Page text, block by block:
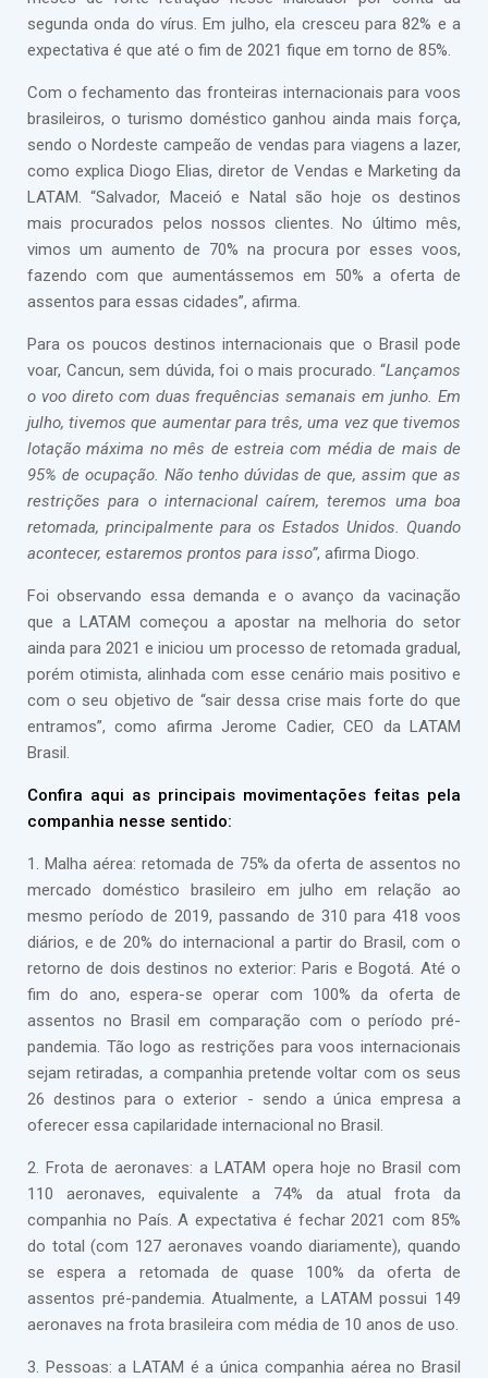
segunda onda do vírus. Em julho, ela cresceu para 82% e a
expectativa é que até o fim de 2021 fique em torno de 85%.
Com o fechamento das fronteiras internacionais para voos
brasileiros, o turismo doméstico ganhou ainda mais força,
sendo o Nordeste campeão de vendas para viagens a lazer,
como explica Diogo Elias, diretor de Vendas e Marketing da
LATAM. “Salvador, Maceió e Natal são hoje os destinos
mais procurados pelos nossos clientes. No último mês,
vimos um aumento de 70% na procura por esses voos,
fazendo com que aumentássemos em 50% a oferta de
assentos para essas cidades”, afirma.
Para os poucos destinos internacionais que o Brasil pode
voar, Cancun, sem dúvida, foi o mais procurado. “Lançamos
o voo direto com duas frequências semanais em junho. Em
julho, tivemos que aumentar para três, uma vez que tivemos
lotação máxima no mês de estreia com média de mais de
95% de ocupação. Não tenho dúvidas de que, assim que as
restrições para o internacional caírem, teremos uma boa
retomada, principalmente para os Estados Unidos. Quando
acontecer, estaremos prontos para isso”, afirma Diogo.
Foi observando essa demanda e o avanço da vacinação
que a LATAM começou a apostar na melhoria do setor
ainda para 2021 e iniciou um processo de retomada gradual,
porém otimista, alinhada com esse cenário mais positivo e
com o seu objetivo de “sair dessa crise mais forte do que
entramos”, como afirma Jerome Cadier, CEO da LATAM
Brasil.
Confira aqui as principais movimentações feitas pela
companhia nesse sentido:
1. Malha aérea: retomada de 75% da oferta de assentos no
mercado doméstico brasileiro em julho em relação ao
mesmo período de 2019, passando de 310 para 418 voos
diários, e de 20% do internacional a partir do Brasil, com o
retorno de dois destinos no exterior: Paris e Bogotá. Até o
fim do ano, espera-se operar com 100% da oferta de
assentos no Brasil em comparação com o período pré-
pandemia. Tão logo as restrições para voos internacionais
sejam retiradas, a companhia pretende voltar com os seus
26 destinos para o exterior - sendo a única empresa a
oferecer essa capilaridade internacional no Brasil.
2. Frota de aeronaves: a LATAM opera hoje no Brasil com
110 aeronaves, equivalente a 74% da atual frota da
companhia no País. A expectativa é fechar 2021 com 85%
do total (com 127 aeronaves voando diariamente), quando
se espera a retomada de quase 100% da oferta de
assentos pré-pandemia. Atualmente, a LATAM possui 149
aeronaves na frota brasileira com média de 10 anos de uso.
3. Pessoas: a LATAM é a única companhia aérea no Brasil